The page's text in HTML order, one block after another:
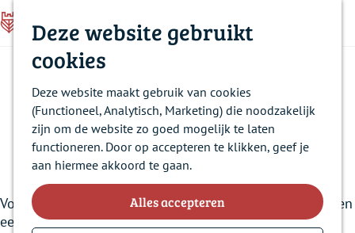
Deze website gebruikt
cookies
Deze website maakt gebruik van cookies
(Functioneel, Analytisch, Marketing) die noodzakelijk
zijn om de website zo goed mogelijk te laten
functioneren. Door op accepteren te klikken, geef je
aan hiermee akkoord te gaan.
Alles accepteren
o
m
Z
o
e
n
M
n
u
C
s
e
Z
k
e
n
Nieuws
Over ons
Veelgestelde vragen
Kort geding
20 mei 2022
Voor Landgoed Steenenburg heeft de gemeente Heusden
een Koop- en ontwikkelovereenkomst Middengebied